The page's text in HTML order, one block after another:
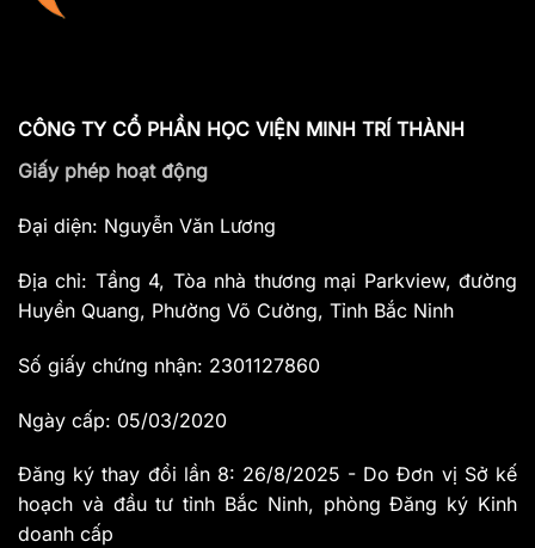
CÔNG TY CỔ PHẦN HỌC VIỆN MINH TRÍ THÀNH
Giấy phép hoạt động
Đại diện: Nguyễn Văn Lương
Địa chỉ: Tầng 4, Tòa nhà thương mại Parkview, đường
Huyền Quang, Phường Võ Cường, Tỉnh Bắc Ninh
Số giấy chứng nhận: 2301127860
Ngày cấp: 05/03/2020
Đăng ký thay đổi lần 8: 26/8/2025 - Do Đơn vị Sở kế
hoạch và đầu tư tỉnh Bắc Ninh, phòng Đăng ký Kinh
doanh cấp